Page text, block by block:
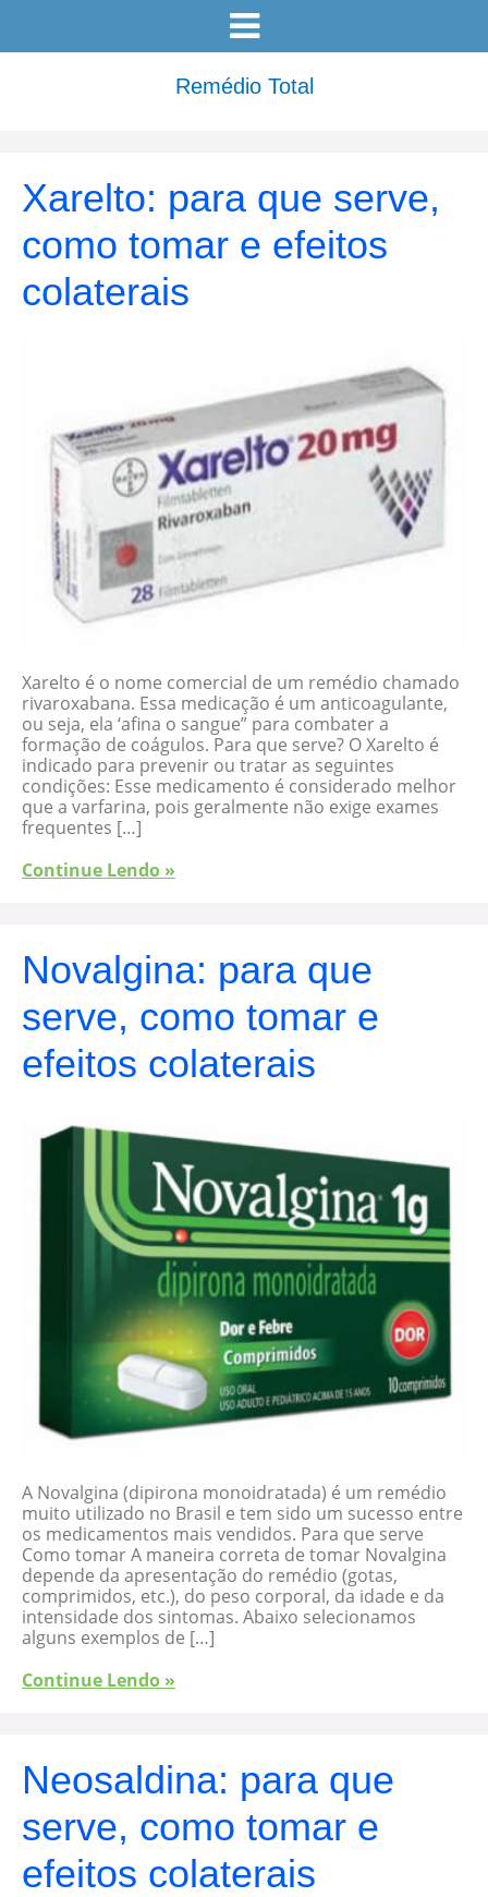
Remédio Total
Xarelto: para que serve,
como tomar e efeitos
colaterais
Xarelto é o nome comercial de um remédio chamado
rivaroxabana. Essa medicação é um anticoagulante,
ou seja, ela ‘afina o sangue” para combater a
formação de coágulos. Para que serve? O Xarelto é
indicado para prevenir ou tratar as seguintes
condições: Esse medicamento é considerado melhor
que a varfarina, pois geralmente não exige exames
frequentes […]
Continue Lendo »
Novalgina: para que
serve, como tomar e
efeitos colaterais
A Novalgina (dipirona monoidratada) é um remédio
muito utilizado no Brasil e tem sido um sucesso entre
os medicamentos mais vendidos. Para que serve
Como tomar A maneira correta de tomar Novalgina
depende da apresentação do remédio (gotas,
comprimidos, etc.), do peso corporal, da idade e da
intensidade dos sintomas. Abaixo selecionamos
alguns exemplos de […]
Continue Lendo »
Neosaldina: para que
serve, como tomar e
efeitos colaterais